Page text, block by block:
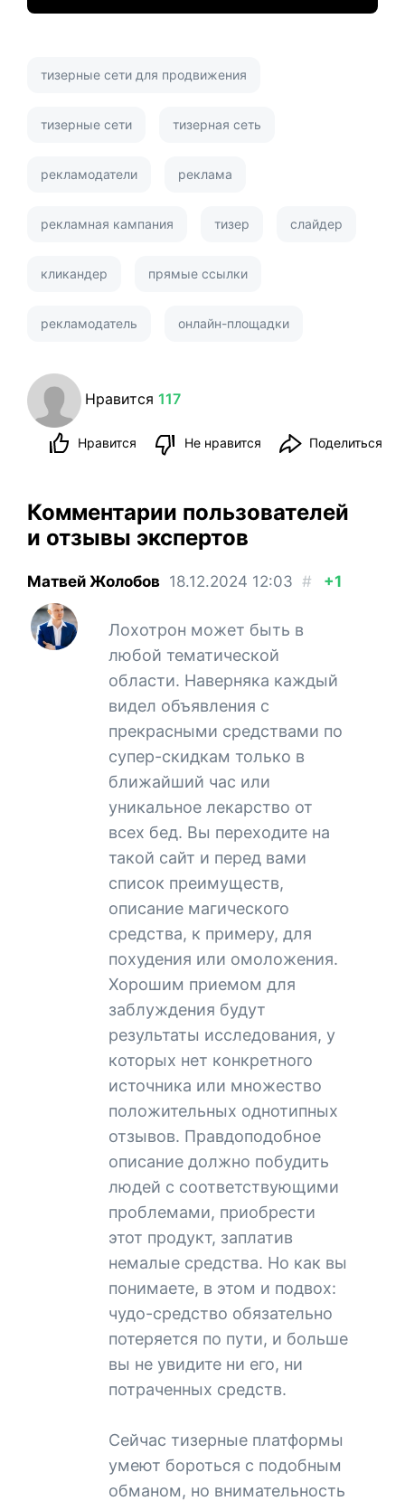
тизерные сети для продвижения
тизерные сети тизерная сеть
рекламодатели реклама
рекламная кампания тизер слайдер
кликандер прямые ссылки
рекламодатель онлайн-площадки
Нравится 117
Нравится Не нравится Поделиться
Комментарии пользователей
и отзывы экспертов
Матвей Жолобов 18.12.2024 12:03 # +1
Лохотрон может быть в
любой тематической
области. Наверняка каждый
видел объявления с
прекрасными средствами по
супер-скидкам только в
ближайший час или
уникальное лекарство от
всех бед. Вы переходите на
такой сайт и перед вами
список преимуществ,
описание магического
средства, к примеру, для
похудения или омоложения.
Хорошим приемом для
заблуждения будут
результаты исследования, у
которых нет конкретного
источника или множество
положительных однотипных
отзывов. Правдоподобное
описание должно побудить
людей с соответствующими
проблемами, приобрести
этот продукт, заплатив
немалые средства. Но как вы
понимаете, в этом и подвох:
чудо-средство обязательно
потеряется по пути, и больше
вы не увидите ни его, ни
потраченных средств.
Сейчас тизерные платформы
умеют бороться с подобным
обманом, но внимательность